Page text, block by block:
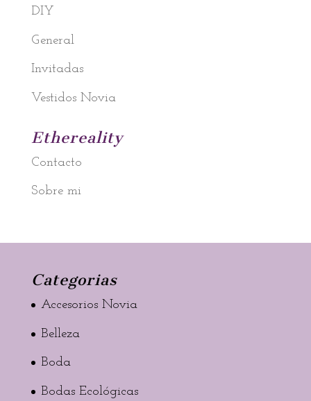
DIY
General
Invitadas
Vestidos Novia
Ethereality
Contacto
Sobre mi
Categorias
Accesorios Novia
Belleza
Boda
Bodas Ecológicas